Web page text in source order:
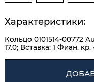
Характеристики:
Кольцо 0101514-00772
17.0; Вставка: 1 Фиан. кр.